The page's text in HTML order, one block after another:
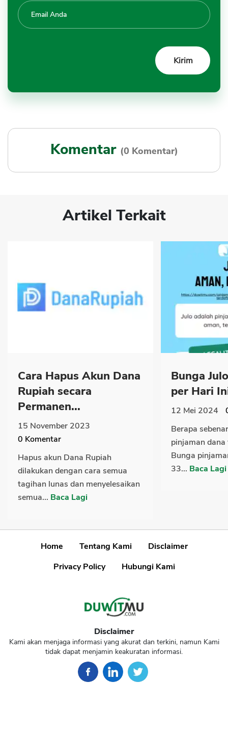
Komentar (0 Komentar)
Artikel Terkait
Cara Hapus Akun Dana
Rupiah secara
Permanen...
15 November 2023
0 Komentar
Hapus akun Dana Rupiah
dilakukan dengan cara semua
tagihan lunas dan menyelesaikan
semua... Baca Lagi
Bunga
per Hari
12 Mei 2024
Berapa
pinjaman dana
Bunga
33... Baca Lagi
Home Tentang Kami
Disclaimer
Privacy Policy
Hubungi Kami
Disclaimer
Kami akan menjaga informasi yang akurat dan terkini, namun Kami
tidak dapat menjamin keakuratan informasi.